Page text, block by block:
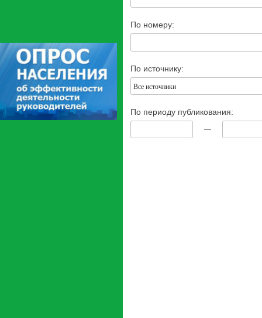
По номеру:
По источнику:
Все источники
По периоду публикования:
—